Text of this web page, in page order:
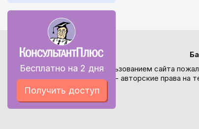
Бесплатно на 2 дня
Получить доступ
Перед использованием сайта
внимание - авторские права на